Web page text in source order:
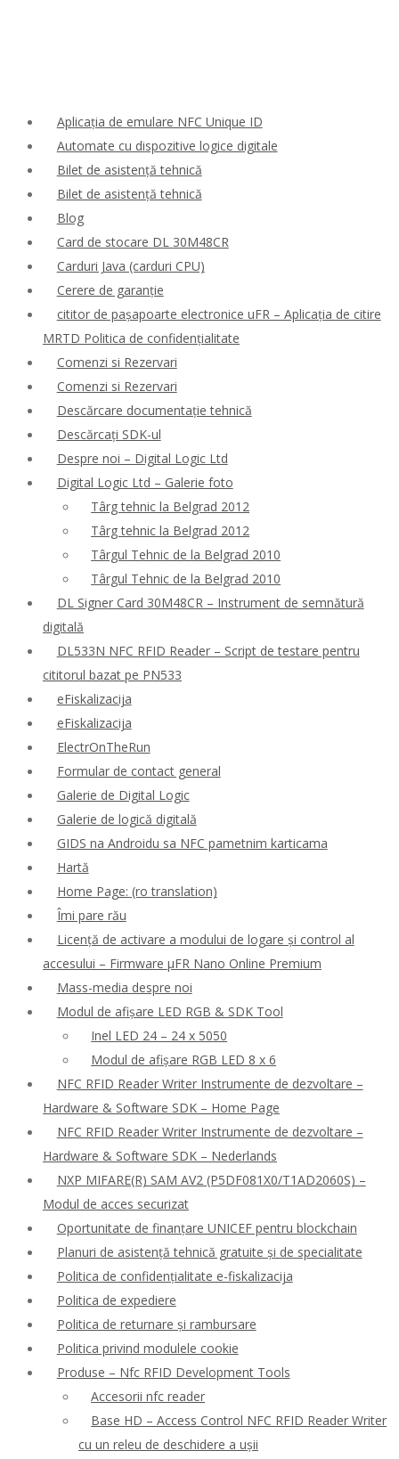
Aplicația de emulare NFC Unique ID
Automate cu dispozitive logice digitale
Bilet de asistență tehnică
Bilet de asistență tehnică
Blog
Card de stocare DL 30M48CR
Carduri Java (carduri CPU)
Cerere de garanție
cititor de pașapoarte electronice uFR – Aplicația de citire
MRTD Politica de confidențialitate
Comenzi si Rezervari
Comenzi si Rezervari
Descărcare documentație tehnică
Descărcați SDK-ul
Despre noi – Digital Logic Ltd
Digital Logic Ltd – Galerie foto
Târg tehnic la Belgrad 2012
Târg tehnic la Belgrad 2012
Târgul Tehnic de la Belgrad 2010
Târgul Tehnic de la Belgrad 2010
DL Signer Card 30M48CR – Instrument de semnătură
digitală
DL533N NFC RFID Reader – Script de testare pentru
cititorul bazat pe PN533
eFiskalizacija
eFiskalizacija
ElectrOnTheRun
Formular de contact general
Galerie de Digital Logic
Galerie de logică digitală
GIDS na Androidu sa NFC pametnim karticama
Hartă
Home Page: (ro translation)
Îmi pare rău
Licență de activare a modului de logare și control al
accesului – Firmware μFR Nano Online Premium
Mass-media despre noi
Modul de afișare LED RGB & SDK Tool
Inel LED 24 – 24 x 5050
Modul de afișare RGB LED 8 x 6
NFC RFID Reader Writer Instrumente de dezvoltare –
Hardware & Software SDK – Home Page
NFC RFID Reader Writer Instrumente de dezvoltare –
Hardware & Software SDK – Nederlands
NXP MIFARE(R) SAM AV2 (P5DF081X0/T1AD2060S) –
Modul de acces securizat
Oportunitate de finanțare UNICEF pentru blockchain
Planuri de asistență tehnică gratuite și de specialitate
Politica de confidențialitate e-fiskalizacija
Politica de expediere
Politica de returnare și rambursare
Politica privind modulele cookie
Produse – Nfc RFID Development Tools
Accesorii nfc reader
Base HD – Access Control NFC RFID Reader Writer
cu un releu de deschidere a ușii